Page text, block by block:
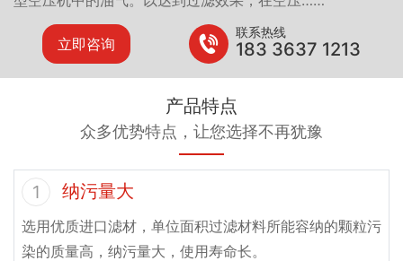
立即咨询
联系热线
183 3637 1213
产品特点
众多优势特点，让您选择不再犹豫
1 纳污量大
选用优质进口滤材，单位面积过滤材料所能容纳的颗粒污
染的质量高，纳污量大，使用寿命长。